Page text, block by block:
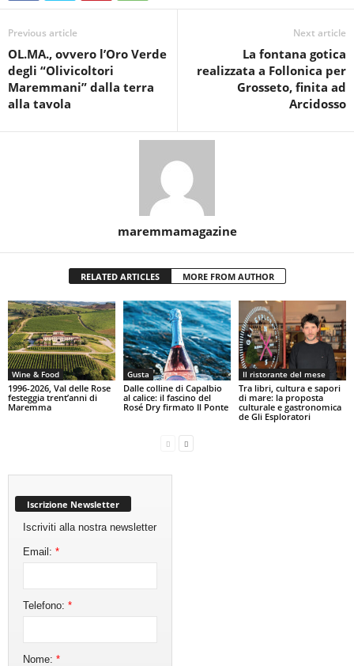
Previous article
OL.MA., ovvero l’Oro Verde
degli “Olivicoltori
Maremmani” dalla terra
alla tavola
Next article
La fontana gotica
realizzata a Follonica per
Grosseto, finita ad
Arcidosso
maremmamagazine
RELATED ARTICLES MORE FROM AUTHOR
Wine & Food
1996-2026, Val delle Rose
festeggia trent’anni di
Maremma
Gusta
Dalle colline di Capalbio
al calice: il fascino del
Rosé Dry firmato Il Ponte
Il ristorante del mese
Tra libri, cultura e sapori
di mare: la proposta
culturale e gastronomica
de Gli Esploratori
Iscrizione Newsletter
Iscriviti alla nostra newsletter
Email:*
Telefono:*
Nome:*